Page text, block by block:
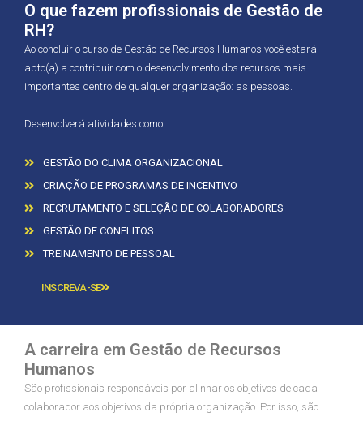
O que fazem profissionais de Gestão de
RH?
Ao concluir o curso de Gestão de Recursos Humanos você estará
apto(a) a contribuir com o desenvolvimento dos recursos mais
importantes dentro de qualquer organização: as pessoas.
Desenvolverá atividades como:
GESTÃO DO CLIMA ORGANIZACIONAL
CRIAÇÃO DE PROGRAMAS DE INCENTIVO
RECRUTAMENTO E SELEÇÃO DE COLABORADORES
GESTÃO DE CONFLITOS
TREINAMENTO DE PESSOAL
INSCREVA-SE
A carreira em Gestão de Recursos
Humanos
São profissionais responsáveis por alinhar os objetivos de cada
colaborador aos objetivos da própria organização. Por isso, são